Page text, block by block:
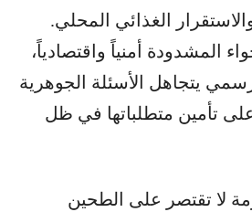
الغذائي المحلي.
المشدودة أمنياً واقتصادياً،
يتجاهل الأسئلة الجوهرية
تأمين متطلباتها في ظل
لا تقتصر على الطحين